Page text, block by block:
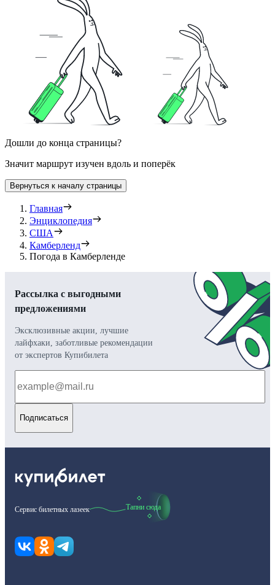
Дошли до конца страницы?
Значит маршрут изучен вдоль и поперёк
Вернуться к началу страницы
Главная
Энциклопедия
США
Камберленд
Погода в Камберленде
Рассылка с выгодными
предложениями
Эксклюзивные акции, лучшие
лайфхаки, заботливые рекомендации
от экспертов Купибилета
Подписаться
Сервис билетных лазеек Тапни сюда